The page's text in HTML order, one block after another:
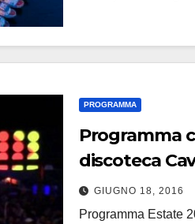
PROGRAMMA
Programma
discoteca
2016
GIUGNO 18, 2016
Programma Estate